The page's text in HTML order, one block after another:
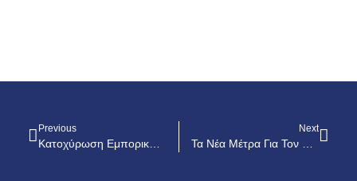
Previous
Κατοχύρωση Εμπορικού Σήματος: Η Σημασία Της Έγκυρης Κατάθεσης Με Αφορμή Πρόσφατη Περίπτωση
Next
Τα Νέα Μέτρα Για Τον Covid-19: Σε Lockdown Η Κύπρος Μέχρι 31.1.2021